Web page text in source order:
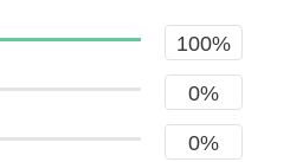
100%
0%
0%